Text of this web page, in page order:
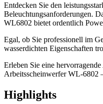
Entdecken Sie den
Beleuchtungsanforderungen.
WL6802 bietet ordentlich
Egal, ob Sie professionell im
wasserdichten Eigenschaften
Erleben Sie eine
Arbeitsscheinwerfer WL-6802
Highlights